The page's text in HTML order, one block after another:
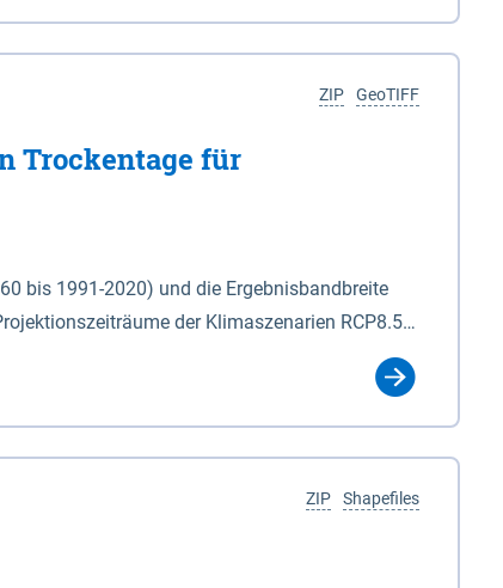
GeoTIFF
ZIP
Trockentage für
bis 1991-2020) und die Ergebnisbandbreite
der Klimaszenarien RCP8.5
- Okt.) - hwi: Hydrologisches Winterhalbjahr
der Rasterdaten mit Klassenname und
Shapefiles
ZIP